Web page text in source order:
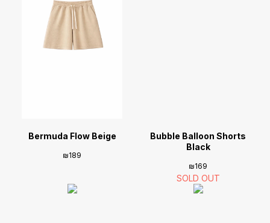
Bermuda Flow Beige
₪189
Bubble Balloon Shorts
Black
₪169